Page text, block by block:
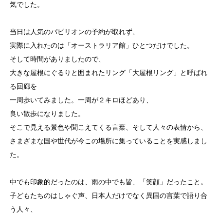
気でした。
当日は人気のパビリオンの予約が取れず、
実際に入れたのは「オーストラリア館」ひとつだけでした。
そして時間がありましたので、
大きな屋根にぐるりと囲まれたリング「大屋根リング」と呼ばれ
る回廊を
一周歩いてみました。一周が２キロほどあり、
良い散歩になりました。
そこで見える景色や聞こえてくる言葉、そして人々の表情から、
さまざまな国や世代が今この場所に集っていることを実感しまし
た。
中でも印象的だったのは、雨の中でも皆、「笑顔」だったこと。
子どもたちのはしゃぐ声、日本人だけでなく異国の言葉で語り合
う人々、